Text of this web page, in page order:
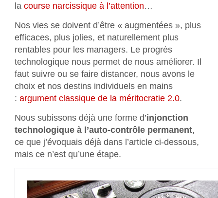
la course narcissique à l’attention…
Nos vies se doivent d’être « augmentées », plus
efficaces, plus jolies, et naturellement plus
rentables pour les managers. Le progrès
technologique nous permet de nous améliorer. Il
faut suivre ou se faire distancer, nous avons le
choix et nos destins individuels en mains
: argument classique de la méritocratie 2.0.
Nous subissons déjà une forme d’injonction
technologique à l’auto-contrôle permanent,
ce que j’évoquais déjà dans l’article ci-dessous,
mais ce n’est qu’une étape.